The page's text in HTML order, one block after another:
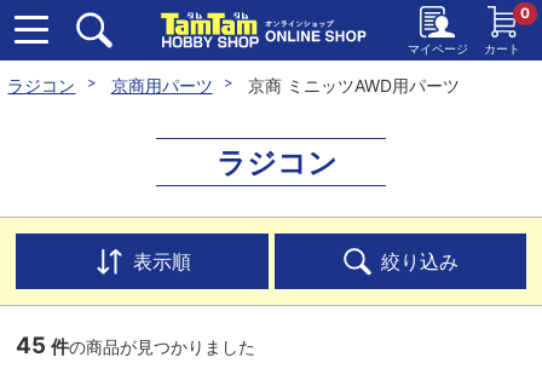
マイページ カート
0
ラジコン 京商用パーツ 京商 ミニッツAWD用パーツ
ラジコン
表示順 絞り込み
45 件の商品が見つかりました